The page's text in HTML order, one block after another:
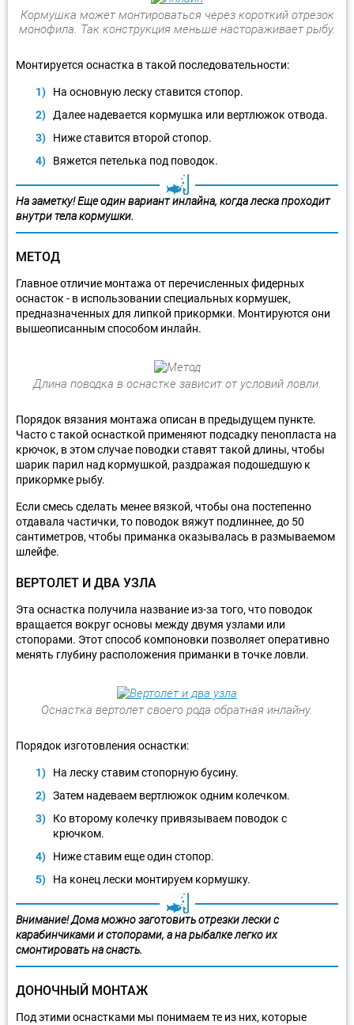
Кормушка может монтироваться через короткий отрезок
монофила. Так конструкция меньше настораживает рыбу.
Монтируется оснастка в такой последовательности:
На основную леску ставится стопор.
Далее надевается кормушка или вертлюжок отвода.
Ниже ставится второй стопор.
Вяжется петелька под поводок.
На заметку! Еще один вариант инлайна, когда леска проходит
внутри тела кормушки.
МЕТОД
Главное отличие монтажа от перечисленных фидерных
оснасток - в использовании специальных кормушек,
предназначенных для липкой прикормки. Монтируются они
вышеописанным способом инлайн.
Длина поводка в оснастке зависит от условий ловли.
Порядок вязания монтажа описан в предыдущем пункте.
Часто с такой оснасткой применяют подсадку пенопласта на
крючок, в этом случае поводки ставят такой длины, чтобы
шарик парил над кормушкой, раздражая подошедшую к
прикормке рыбу.
Если смесь сделать менее вязкой, чтобы она постепенно
отдавала частички, то поводок вяжут подлиннее, до 50
сантиметров, чтобы приманка оказывалась в размываемом
шлейфе.
ВЕРТОЛЕТ И ДВА УЗЛА
Эта оснастка получила название из-за того, что поводок
вращается вокруг основы между двумя узлами или
стопорами. Этот способ компоновки позволяет оперативно
менять глубину расположения приманки в точке ловли.
Оснастка вертолет своего рода обратная инлайну.
Порядок изготовления оснастки:
На леску ставим стопорную бусину.
Затем надеваем вертлюжок одним колечком.
Ко второму колечку привязываем поводок с
крючком.
Ниже ставим еще один стопор.
На конец лески монтируем кормушку.
Внимание! Дома можно заготовить отрезки лески с
карабинчиками и стопорами, а на рыбалке легко их
смонтировать на снасть.
ДОНОЧНЫЙ МОНТАЖ
Под этими оснастками мы понимаем те из них, которые